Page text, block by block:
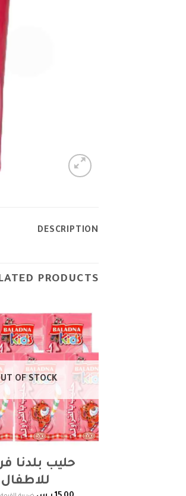
DESCRIPTION
PRODUCTS
OF STOCK
حليب بلدنا
للاطفال